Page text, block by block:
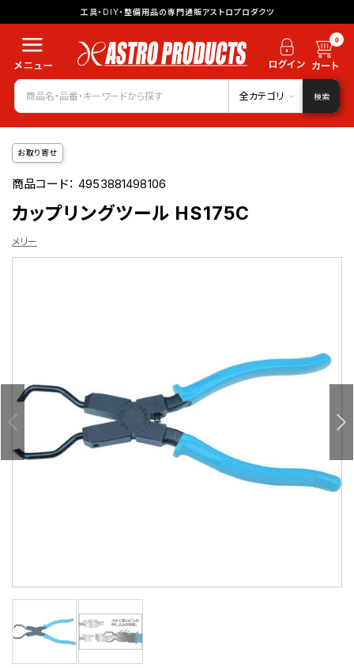
工具・DIY・整備用品の専門通販アストロプロダクツ
0
全カテゴリ 検索
お取り寄せ
商品コード：4953881498106
カップリングツール HS175C
メリー